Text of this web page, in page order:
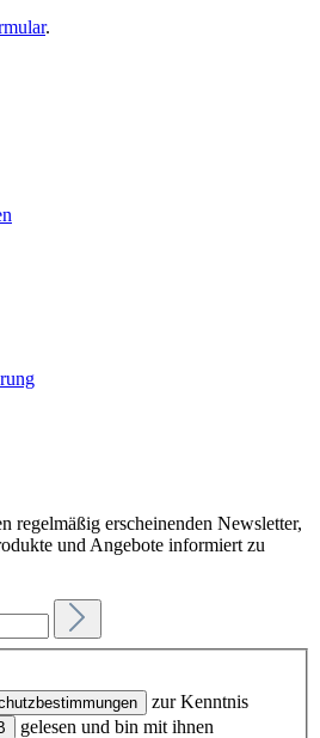
.
regelmäßig erscheinenden Newsletter,
und Angebote informiert zu
zur Kenntnis
gelesen und bin mit ihnen